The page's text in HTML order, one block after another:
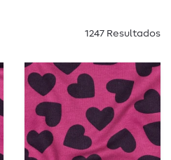
1247 Resultados